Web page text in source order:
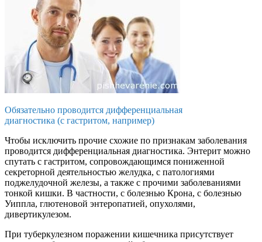
Обязательно проводится дифференциальная
диагностика (с гастритом, например)
Чтобы исключить прочие схожие по признакам заболевания
проводится дифференциальная диагностика. Энтерит можно
спутать с гастритом, сопровождающимся пониженной
секреторной деятельностью желудка, с патологиями
поджелудочной железы, а также с прочими заболеваниями
тонкой кишки. В частности, с болезнью Крона, с болезнью
Уиппла, глютеновой энтеропатией, опухолями,
дивертикулезом.
При туберкулезном поражении кишечника присутствует